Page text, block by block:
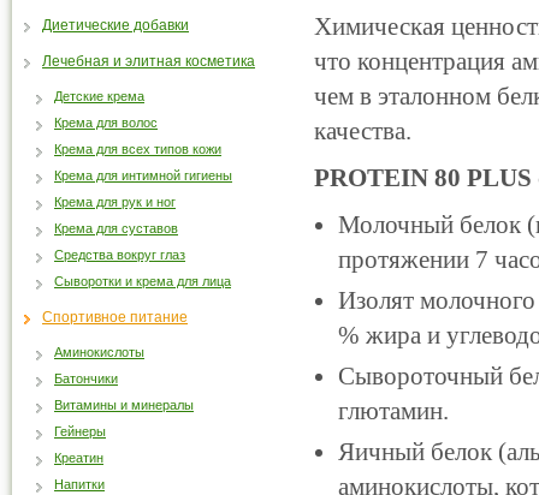
Химическая
что концентрация
чем в эталонном
качества.
PROTEIN 80 PLUS
Молочный белок
протяжении 7
Изолят
% жира и
Сывороточный
глютамин.
Яичный белок
аминокислоты,
Диетические добавки
Лечебная и элитная косметика
Детские крема
Крема для волос
Крема для всех типов кожи
Крема для интимной гигиены
Крема для рук и ног
Крема для суставов
Средства вокруг глаз
Сыворотки и крема для лица
Спортивное питание
Аминокислоты
Батончики
Витамины и минералы
Гейнеры
Креатин
Напитки